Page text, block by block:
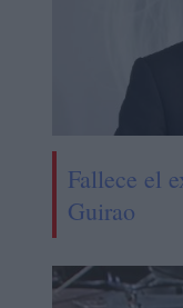
Fallece el
Guirao